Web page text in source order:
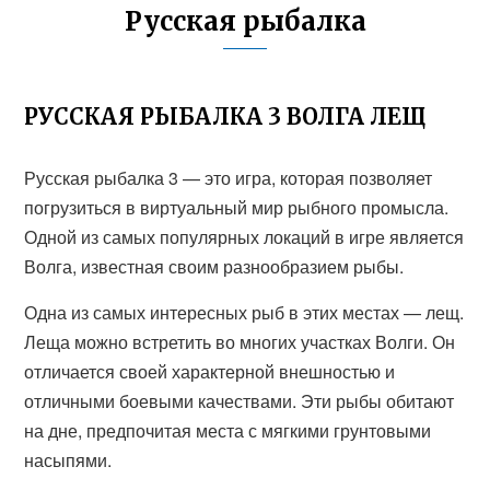
Русская рыбалка
РУССКАЯ РЫБАЛКА 3 ВОЛГА ЛЕЩ
Русская рыбалка 3 — это игра, которая позволяет
погрузиться в виртуальный мир рыбного промысла.
Одной из самых популярных локаций в игре является
Волга, известная своим разнообразием рыбы.
Одна из самых интересных рыб в этих местах — лещ.
Леща можно встретить во многих участках Волги. Он
отличается своей характерной внешностью и
отличными боевыми качествами. Эти рыбы обитают
на дне, предпочитая места с мягкими грунтовыми
насыпями.